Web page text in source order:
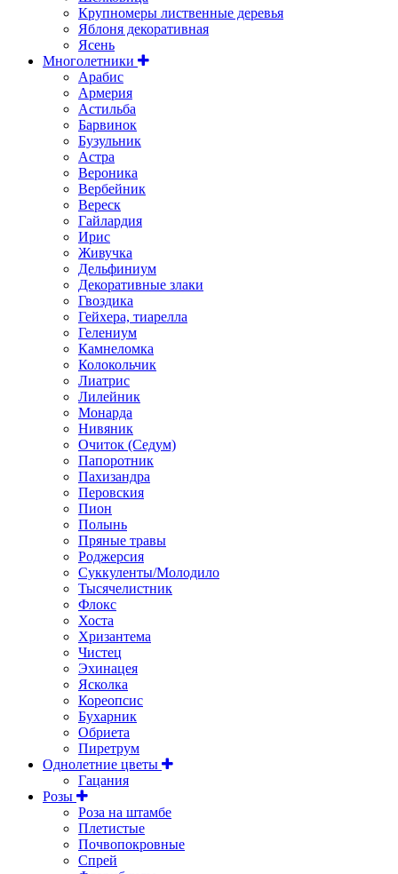
Крупномеры лиственные деревья
Яблоня декоративная
Ясень
Многолетники
Арабис
Армерия
Астильбa
Барвинок
Бузульник
Астра
Вероника
Вербейник
Вереск
Гайлардия
Ирис
Живучка
Дельфиниум
Декоративные злаки
Гвоздика
Гейхера, тиарелла
Гелениум
Камнеломка
Колокольчик
Лиатрис
Лилейник
Монарда
Нивяник
Очиток (Седум)
Папоротник
Пахизандра
Перовския
Пион
Полынь
Пряные травы
Роджерсия
Суккуленты/Молодило
Тысячелистник
Флокс
Хоста
Хризантема
Чистец
Эхинацея
Ясколка
Кореопсис
Бухарник
Обриета
Пиретрум
Однолетние цветы
Гацания
Розы
Роза на штамбе
Плетистые
Почвопокровные
Спрей